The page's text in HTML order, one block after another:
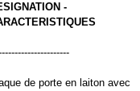
-
de porte en laiton avec